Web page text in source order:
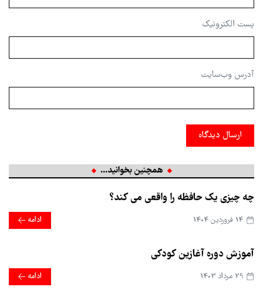
پست الکترونیک
آدرس وب‌سایت
ارسال دیدگاه
همچنین بخوانید...
چه چیزی یک حافظه را واقعی می کند؟
ادامه
آموزش دوره آغازین کودکی
ادامه